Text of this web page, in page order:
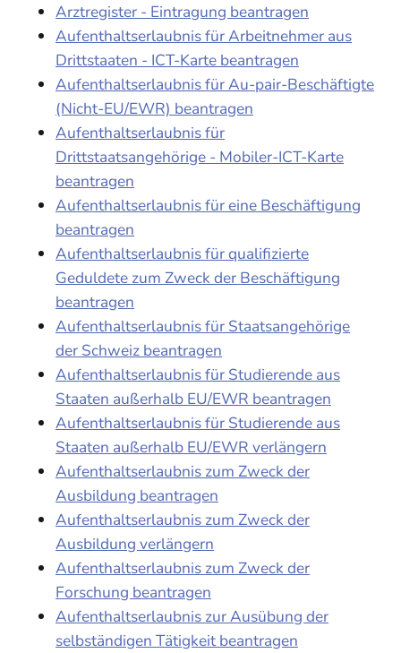
Arztregister - Eintragung beantragen
Aufenthaltserlaubnis für Arbeitnehmer aus
Drittstaaten - ICT-Karte beantragen
Aufenthaltserlaubnis für Au-pair-Beschäftigte
(Nicht-EU/EWR) beantragen
Aufenthaltserlaubnis für
Drittstaatsangehörige - Mobiler-ICT-Karte
beantragen
Aufenthaltserlaubnis für eine Beschäftigung
beantragen
Aufenthaltserlaubnis für qualifizierte
Geduldete zum Zweck der Beschäftigung
beantragen
Aufenthaltserlaubnis für Staatsangehörige
der Schweiz beantragen
Aufenthaltserlaubnis für Studierende aus
Staaten außerhalb EU/EWR beantragen
Aufenthaltserlaubnis für Studierende aus
Staaten außerhalb EU/EWR verlängern
Aufenthaltserlaubnis zum Zweck der
Ausbildung beantragen
Aufenthaltserlaubnis zum Zweck der
Ausbildung verlängern
Aufenthaltserlaubnis zum Zweck der
Forschung beantragen
Aufenthaltserlaubnis zur Ausübung der
selbständigen Tätigkeit beantragen